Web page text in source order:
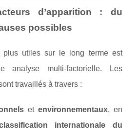
d’apparition : du
possibles
plus utiles sur le long terme est
analyse multi-factorielle. Les
travaillés à travers :
et environnementaux, en
internationale du